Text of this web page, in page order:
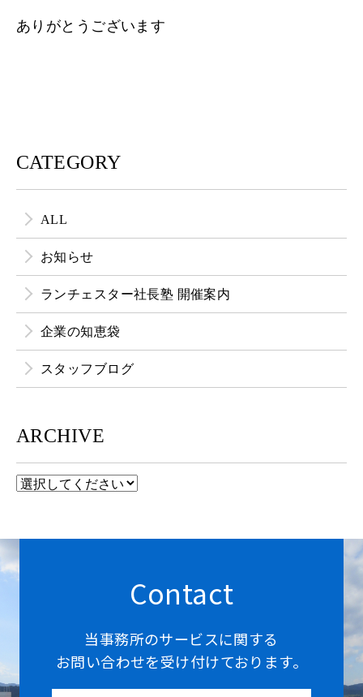
ありがとうございます
CATEGORY
ALL
お知らせ
ランチェスター社長塾 開催案内
企業の知恵袋
スタッフブログ
ARCHIVE
Contact
当事務所のサービスに関する
お問い合わせを受け付けております。